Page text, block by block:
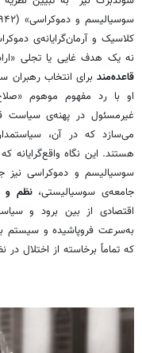
کلاسیک و آرمان‌گرایانه‌ی
نه یک هدف غایی یا تجلی
قاعده‏‌مند برای انتخاب
او با رد مفهوم موهوم
غیرمسئول در پهنه‌ی سیاست
می‌سازد که در آن،
هستند. این نگاه واقع‌گرایانه
سوسیالیسم و دموکراسی
جامعه‌ی سوسیالیستی،نظم و
اقتصادی از بین برود و
به‌سرعت فروپاشیده و سیستم
که تماماً برخاسته از اختلال